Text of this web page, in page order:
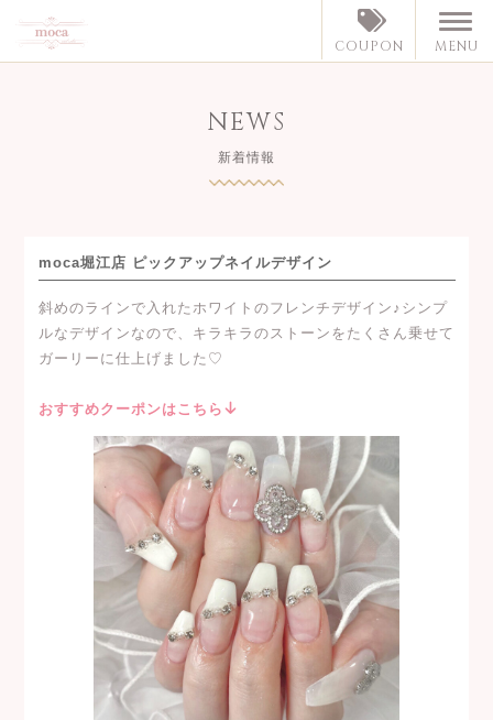
COUPON MENU
NEWS
新着情報
moca堀江店 ピックアップネイルデザイン
斜めのラインで入れたホワイトのフレンチデザイン♪シンプ
ルなデザインなので、キラキラのストーンをたくさん乗せて
ガーリーに仕上げました♡
おすすめクーポンはこちら